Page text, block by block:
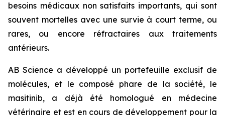
besoins médicaux non satisfaits importants, qui sont
souvent mortelles avec une survie à court terme, ou
rares, ou encore réfractaires aux traitements
antérieurs.
AB Science a développé un portefeuille exclusif de
molécules, et le composé phare de la société, le
masitinib, a déjà été homologué en médecine
vétérinaire et est en cours de développement pour la